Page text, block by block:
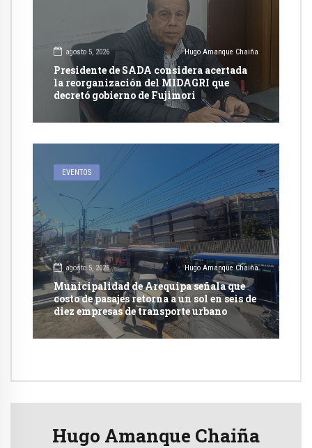
agosto 5, 2026 Hugo Amanque Chaiña
Presidente de SADA considera acertada
la reorganización del MIDAGRI que
decretó gobierno de Fujimori
EVENTOS
agosto 5, 2026 Hugo Amanque Chaiña
Municipalidad de Arequipa señala que
costo de pasajes retorna a un sol en seis de
diez empresas de transporte urbano
Hugo Amanque Chaiña